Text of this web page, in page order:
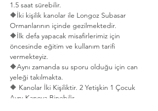
1.5 saat sürebilir.
🔶İki kişilik kanolar ile Longoz Subasar
Ormanlarının içinde gezilmektedir.
🔶İlk defa yapacak misafirlerimiz için
öncesinde eğitim ve kullanım tarifi
vermekteyiz.
🔶Aynı zamanda su sporu olduğu için can
yeleği takılmakta.
🔶 Kanolar İki Kişiliktir. 2 Yetişkin 1 Çocuk
Aynı Kanoya Binebilir.